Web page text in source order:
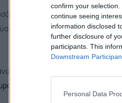
confirm your
continue seeing
information disclosed
further disclosure of
participants. This
Downstream
Personal Data
της επιστροφής για τους 50.000
για το γενικό πλαίσιο της
ποσό για κύρια κατοικία